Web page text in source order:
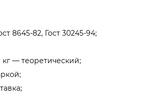
8645-82, Гост 30245-94;
кг — теоретический;